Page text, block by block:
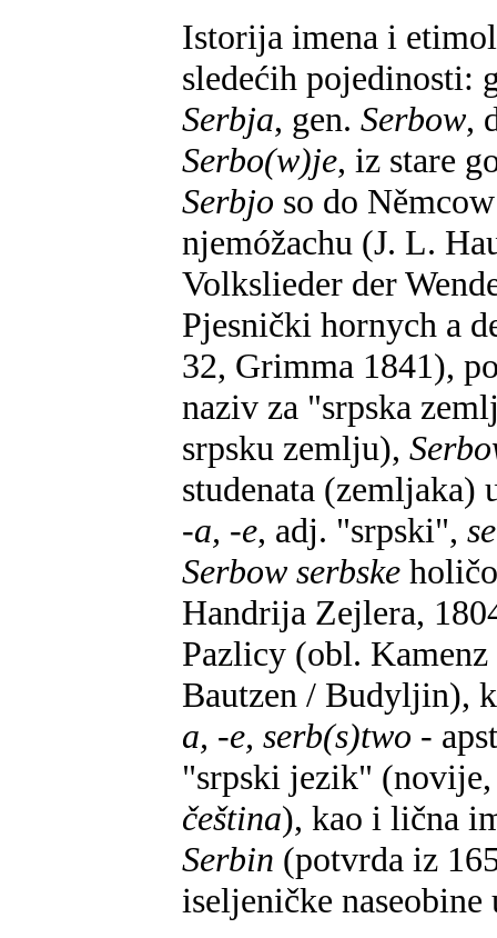
Istorija imena i
sledećih
Serbja, gen. Serbow,
Serbo(w)je, iz stare
Serbjo so do
njemóžachu (J. L.
Volkslieder der
Pjesnički hornych a
32, Grimma 1841),
naziv za "srpska
srpsku zemlju),
studenata (zemljaka)
-a, -e, adj. "srpski",
Serbow serbske
Handrija Zejlera,
Pazlicy (obl.
Bautzen / Budyljin),
a, -e, serb(s)two -
"srpski jezik" (novije,
čeština), kao i lična
Serbin (potvrda iz
iseljeničke naseobine